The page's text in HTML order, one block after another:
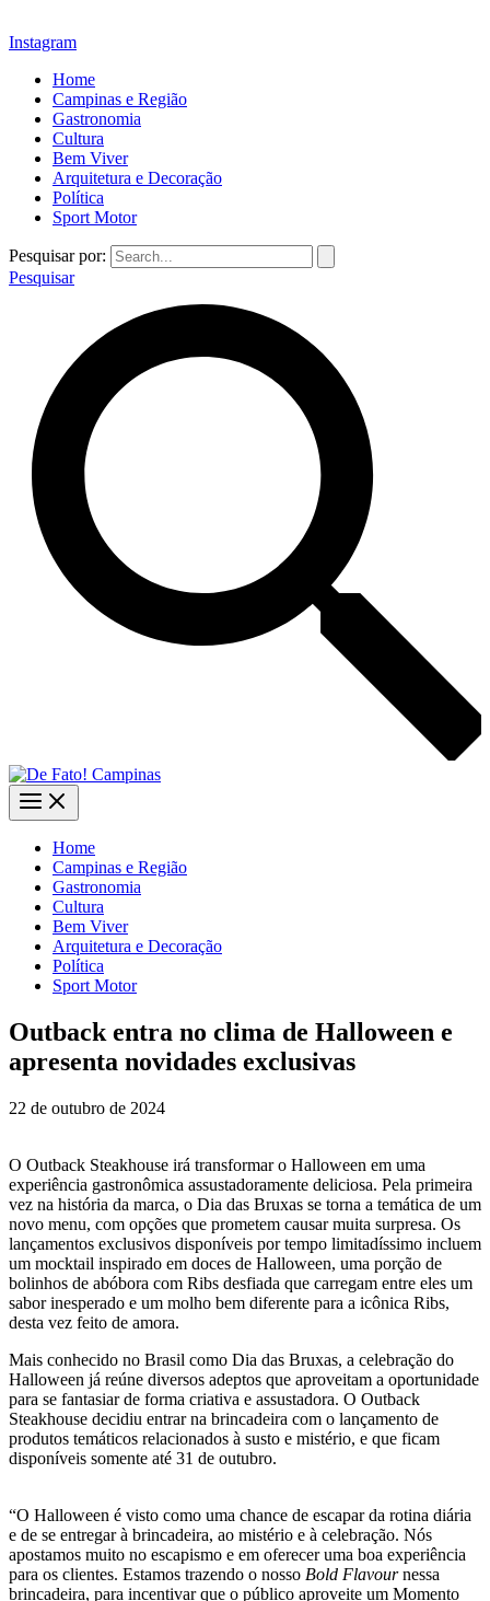
Instagram
Home
Campinas e Região
Gastronomia
Cultura
Bem Viver
Arquitetura e Decoração
Política
Sport Motor
Pesquisar por:
Pesquisar
Home
Campinas e Região
Gastronomia
Cultura
Bem Viver
Arquitetura e Decoração
Política
Sport Motor
Outback entra no clima de Halloween e
apresenta novidades exclusivas
22 de outubro de 2024
O Outback Steakhouse irá transformar o Halloween em uma
experiência gastronômica assustadoramente deliciosa. Pela primeira
vez na história da marca, o Dia das Bruxas se torna a temática de um
novo menu, com opções que prometem causar muita surpresa. Os
lançamentos exclusivos disponíveis por tempo limitadíssimo incluem
um mocktail inspirado em doces de Halloween, uma porção de
bolinhos de abóbora com Ribs desfiada que carregam entre eles um
sabor inesperado e um molho bem diferente para a icônica Ribs,
desta vez feito de amora.
Mais conhecido no Brasil como Dia das Bruxas, a celebração do
Halloween já reúne diversos adeptos que aproveitam a oportunidade
para se fantasiar de forma criativa e assustadora. O Outback
Steakhouse decidiu entrar na brincadeira com o lançamento de
produtos temáticos relacionados à susto e mistério, e que ficam
disponíveis somente até 31 de outubro.
“O Halloween é visto como uma chance de escapar da rotina diária
e de se entregar à brincadeira, ao mistério e à celebração. Nós
apostamos muito no escapismo e em oferecer uma boa experiência
para os clientes. Estamos trazendo o nosso Bold Flavournessa
brincadeira, para incentivar que o público aproveite um Momento